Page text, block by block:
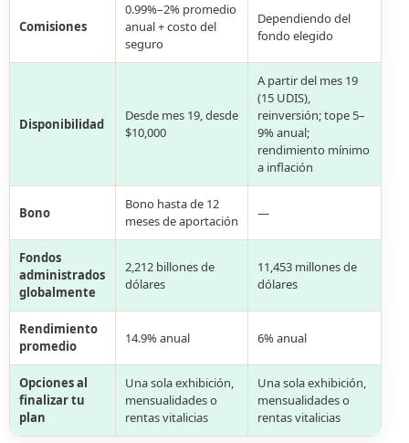
Comisiones
0.99%–2% promedio
anual + costo del
seguro
Dependiendo del
fondo elegido
Disponibilidad
Desde mes 19, desde
$10,000
A partir del mes 19
(15 UDIS),
reinversión; tope 5–
9% anual;
rendimiento mínimo
a inflación
Bono
Bono hasta de 12
meses de aportación
—
Fondos
administrados
globalmente
2,212 billones de
dólares
11,453 millones de
dólares
Rendimiento
promedio
14.9% anual 6% anual
Opciones al
finalizar tu
plan
Una sola exhibición,
mensualidades o
rentas vitalicias
Una sola exhibición,
mensualidades o
rentas vitalicias